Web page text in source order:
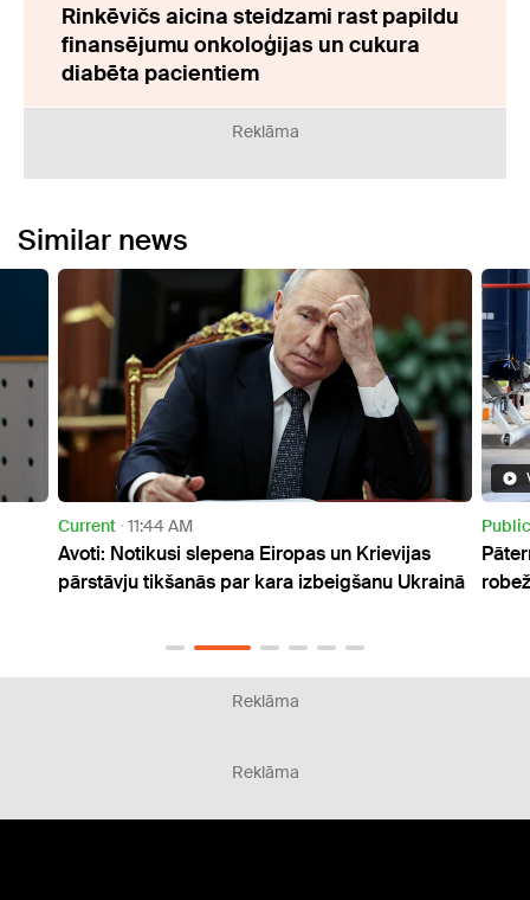
Rinkēvičs aicina steidzami rast papildu
finansējumu onkoloģijas un cukura
diabēta pacientiem
Reklāma
Similar news
Video
Public 9:33 PM
Pāternieku robežkontroles punktā atjaunota
robežkontrole ieceļotājiem no Baltkrievijas
Reklāma
Reklāma